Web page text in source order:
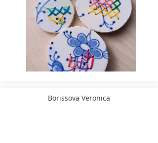
Borissova Veronica